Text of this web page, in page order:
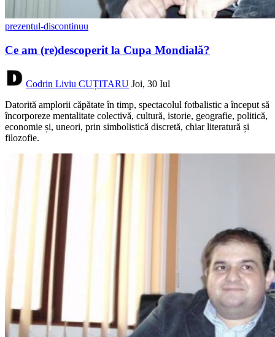
prezentul-discontinuu
Ce am (re)descoperit la Cupa Mondială?
Codrin Liviu CUȚITARU Joi, 30 Iul
Datorită amplorii căpătate în timp, spectacolul fotbalistic a început să
încorporeze mentalitate colectivă, cultură, istorie, geografie, politică,
economie și, uneori, prin simbolistică discretă, chiar literatură și
filozofie.